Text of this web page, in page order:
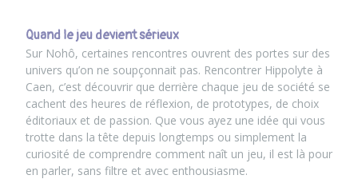
Quand le jeu devient sérieux
Sur Nohô, certaines rencontres ouvrent des portes sur des
univers qu’on ne soupçonnait pas. Rencontrer Hippolyte à
Caen, c’est découvrir que derrière chaque jeu de société se
cachent des heures de réflexion, de prototypes, de choix
éditoriaux et de passion. Que vous ayez une idée qui vous
trotte dans la tête depuis longtemps ou simplement la
curiosité de comprendre comment naît un jeu, il est là pour
en parler, sans filtre et avec enthousiasme.